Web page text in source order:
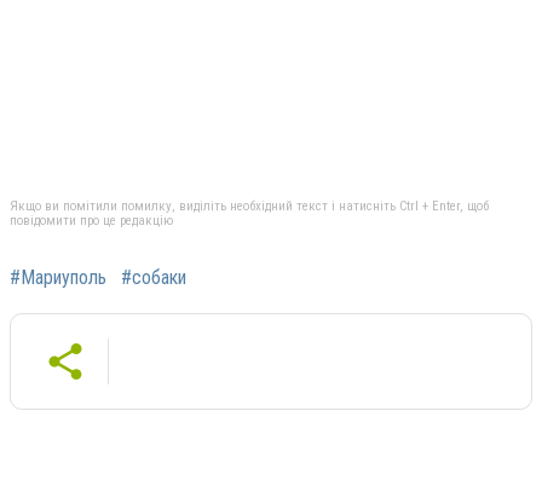
Якщо ви помітили помилку, виділіть необхідний текст і натисніть Ctrl + Enter, щоб
повідомити про це редакцію
#Мариуполь #собаки